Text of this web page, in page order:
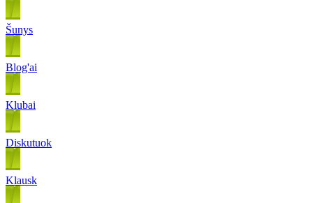
Šunys
Blog'ai
Klubai
Diskutuok
Klausk